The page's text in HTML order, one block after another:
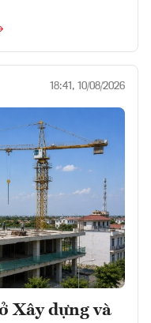
18:41, 10/08/2026
Xây dựng và